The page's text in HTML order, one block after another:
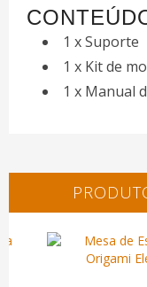
1 x Suporte
1 x Kit de
1 x Manual